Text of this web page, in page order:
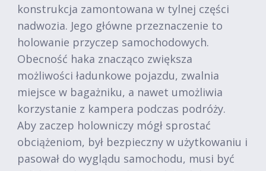
konstrukcja zamontowana w tylnej części
nadwozia. Jego główne przeznaczenie to
holowanie przyczep samochodowych.
Obecność haka znacząco zwiększa
możliwości ładunkowe pojazdu, zwalnia
miejsce w bagażniku, a nawet umożliwia
korzystanie z kampera podczas podróży.
Aby zaczep holowniczy mógł sprostać
obciążeniom, był bezpieczny w użytkowaniu i
pasował do wyglądu samochodu, musi być